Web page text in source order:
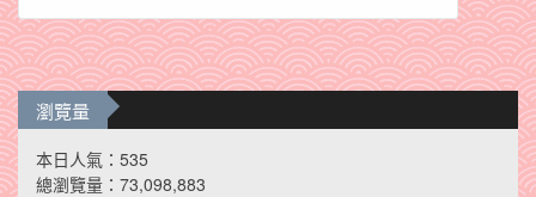
瀏覽量
本日人氣：535
總瀏覽量：73,098,883